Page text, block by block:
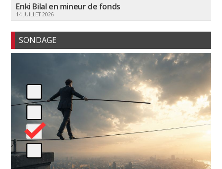
Enki Bilal en mineur de fonds
14 JUILLET 2026
SONDAGE